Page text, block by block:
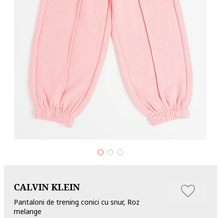
CALVIN KLEIN
Pantaloni de trening conici cu snur, Roz
melange